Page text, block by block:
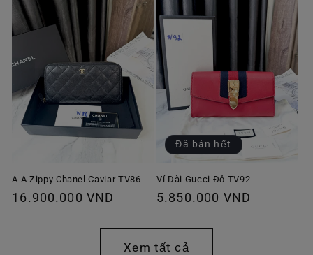
A A Zippy Chanel Caviar TV86
Giá
16.900.000 VND
Đã bán hết
Ví Dài Gucci Đỏ TV92
Giá
thường
5.850.000 VND
Xem tất cả